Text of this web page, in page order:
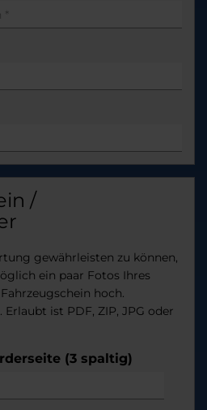
/
gewährleisten zu können,
ein paar Fotos Ihres
hoch.
ist PDF, ZIP, JPG oder
(3 spaltig)